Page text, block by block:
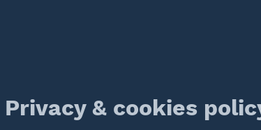
Privacy & cookies